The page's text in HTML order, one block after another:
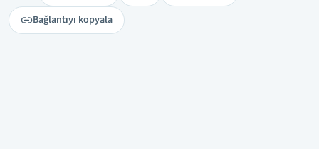
Bağlantıyı kopyala